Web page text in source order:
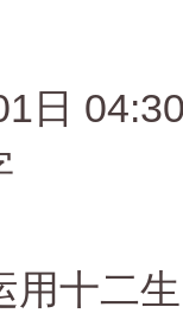
日
用十二